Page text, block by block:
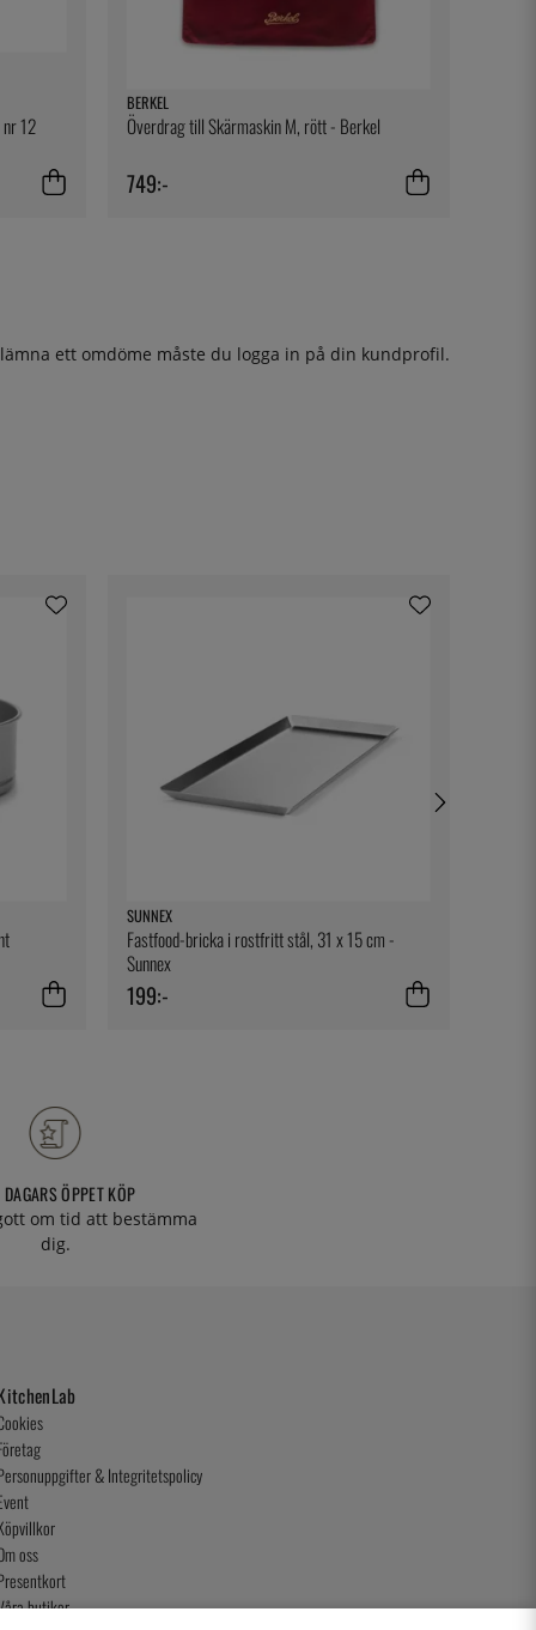
12
BERKEL
Överdrag till Skärmaskin M, rött - Berkel
749:-
ett omdöme måste du logga in på din kundprofil.
SUNNEX
Fastfood-bricka i rostfritt stål, 31 x 15 cm -
Sunnex
199:-
ÖPPET KÖP
om tid att bestämma
dig.
& Integritetspolicy
oss
butiker